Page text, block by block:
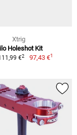
Xtrig
Holeshot Kit
€2 97,43 €1